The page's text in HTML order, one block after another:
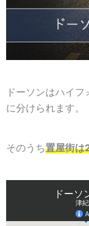
ドーソンはハイ
に分けられます。
そのうち置屋街は